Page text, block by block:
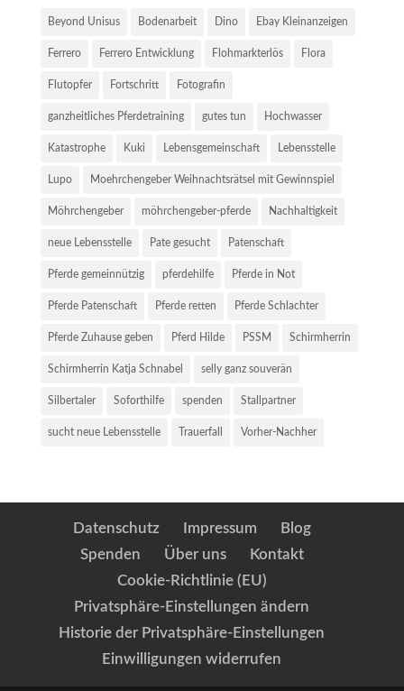
Beyond Unisus Bodenarbeit Dino Ebay Kleinanzeigen
Ferrero Ferrero Entwicklung Flohmarkterlös Flora
Flutopfer Fortschritt Fotografin
ganzheitliches Pferdetraining gutes tun Hochwasser
Katastrophe Kuki Lebensgemeinschaft Lebensstelle
Lupo Moehrchengeber Weihnachtsrätsel mit Gewinnspiel
Möhrchengeber möhrchengeber-pferde Nachhaltigkeit
neue Lebensstelle Pate gesucht Patenschaft
Pferde gemeinnützig pferdehilfe Pferde in Not
Pferde Patenschaft Pferde retten Pferde Schlachter
Pferde Zuhause geben Pferd Hilde PSSM Schirmherrin
Schirmherrin Katja Schnabel selly ganz souverän
Silbertaler Soforthilfe spenden Stallpartner
sucht neue Lebensstelle Trauerfall Vorher-Nachher
Datenschutz Impressum
Blog
Spenden
Über uns
Kontakt
Cookie-Richtlinie (EU)
Privatsphäre-Einstellungen ändern
Historie der Privatsphäre-Einstellungen
Einwilligungen widerrufen